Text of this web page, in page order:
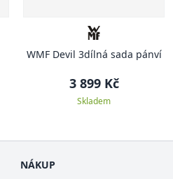
WMF Devil 3dílná sada pánví
3 899 Kč
Skladem
NÁKUP